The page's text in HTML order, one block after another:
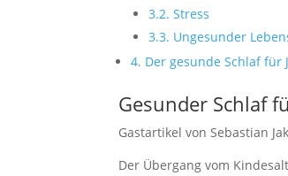
3.2. Stress
3.3. Ungesunder
4. Der gesunde Schlaf für
Gesunder Schlaf
Gastartikel von Sebastian
Der Übergang vom